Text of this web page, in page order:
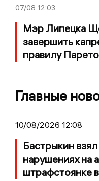
07/08 12:03
Мэр Липецка
завершить
правилу Парето
Главные
10/08/2026 12:08
Бастрыкин
нарушениях на
штрафстоянке